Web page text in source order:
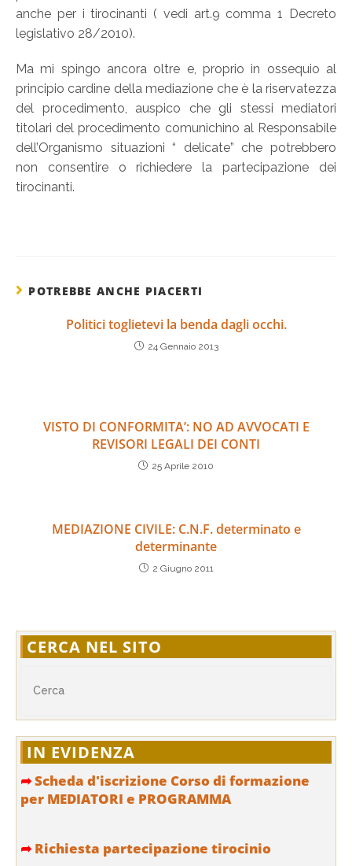
anche per i tirocinanti ( vedi art.9 comma 1 Decreto
legislativo 28/2010).
Ma mi spingo ancora oltre e, proprio in ossequio al
principio cardine della mediazione che è la riservatezza
del procedimento, auspico che gli stessi mediatori
titolari del procedimento comunichino al Responsabile
dell’Organismo situazioni “ delicate” che potrebbero
non consentire o richiedere la partecipazione dei
tirocinanti.
POTREBBE ANCHE PIACERTI
Politici toglietevi la benda dagli occhi.
24 Gennaio 2013
VISTO DI CONFORMITA’: NO AD AVVOCATI E
REVISORI LEGALI DEI CONTI
25 Aprile 2010
MEDIAZIONE CIVILE: C.N.F. determinato e
determinante
2 Giugno 2011
CERCA NEL SITO
IN EVIDENZA
➦Scheda d'iscrizione Corso di formazione
per MEDIATORI e PROGRAMMA
➦ Richiesta partecipazione tirocinio